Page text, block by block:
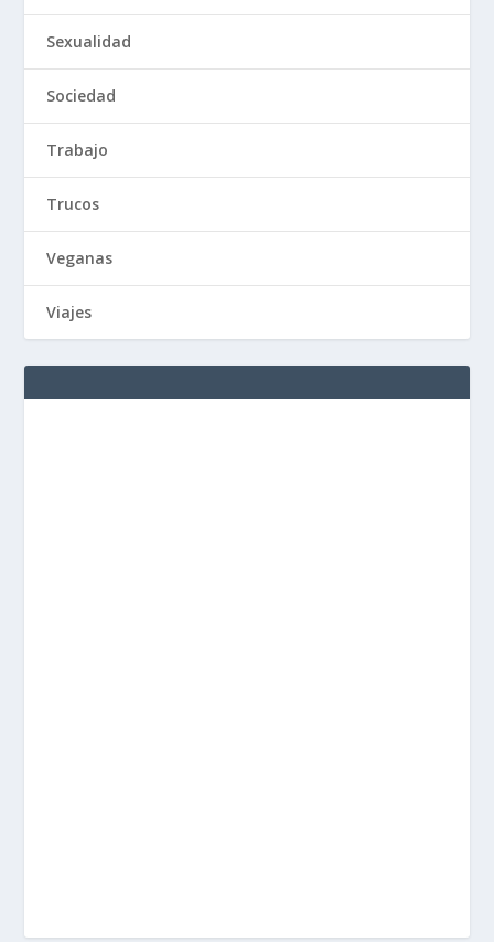
Sexualidad
Sociedad
Trabajo
Trucos
Veganas
Viajes